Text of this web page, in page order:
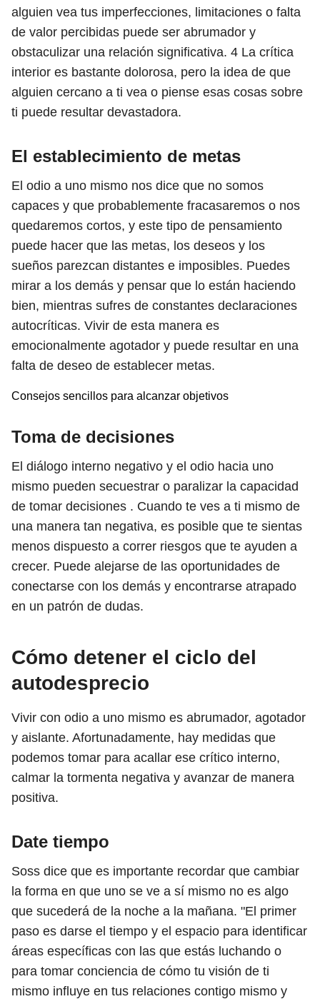
alguien vea tus imperfecciones, limitaciones o falta
de valor percibidas puede ser abrumador y
obstaculizar una relación significativa. 4 La crítica
interior es bastante dolorosa, pero la idea de que
alguien cercano a ti vea o piense esas cosas sobre
ti puede resultar devastadora.
El establecimiento de metas
El odio a uno mismo nos dice que no somos
capaces y que probablemente fracasaremos o nos
quedaremos cortos, y este tipo de pensamiento
puede hacer que las metas, los deseos y los
sueños parezcan distantes e imposibles. Puedes
mirar a los demás y pensar que lo están haciendo
bien, mientras sufres de constantes declaraciones
autocríticas. Vivir de esta manera es
emocionalmente agotador y puede resultar en una
falta de deseo de establecer metas.
Consejos sencillos para alcanzar objetivos
Toma de decisiones
El diálogo interno negativo y el odio hacia uno
mismo pueden secuestrar o paralizar la capacidad
de tomar decisiones . Cuando te ves a ti mismo de
una manera tan negativa, es posible que te sientas
menos dispuesto a correr riesgos que te ayuden a
crecer. Puede alejarse de las oportunidades de
conectarse con los demás y encontrarse atrapado
en un patrón de dudas.
Cómo detener el ciclo del
autodesprecio
Vivir con odio a uno mismo es abrumador, agotador
y aislante. Afortunadamente, hay medidas que
podemos tomar para acallar ese crítico interno,
calmar la tormenta negativa y avanzar de manera
positiva.
Date tiempo
Soss dice que es importante recordar que cambiar
la forma en que uno se ve a sí mismo no es algo
que sucederá de la noche a la mañana. "El primer
paso es darse el tiempo y el espacio para identificar
áreas específicas con las que estás luchando o
para tomar conciencia de cómo tu visión de ti
mismo influye en tus relaciones contigo mismo y